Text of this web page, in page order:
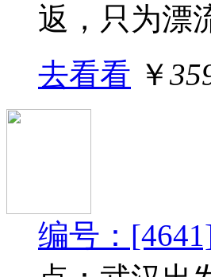
返，只为漂
去看看 ￥
编号：